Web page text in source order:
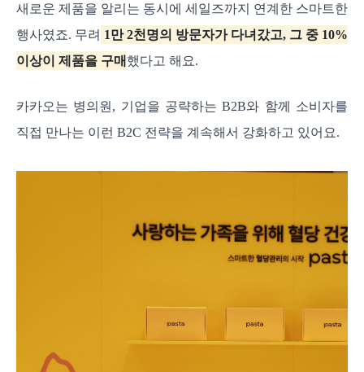
새로운 제품을 알리는 동시에 세일즈까지 연계한 스마트한
행사였죠. 무려 1만 2천명의 방문자가 다녀갔고, 그 중 10%
이상이 제품을 구매 했다고 해요.
카카오는 병의원, 기업을 공략하는 B2B와 함께 소비자를
직접 만나는 이런 B2C 전략을 계속해서 강화하고 있어요.